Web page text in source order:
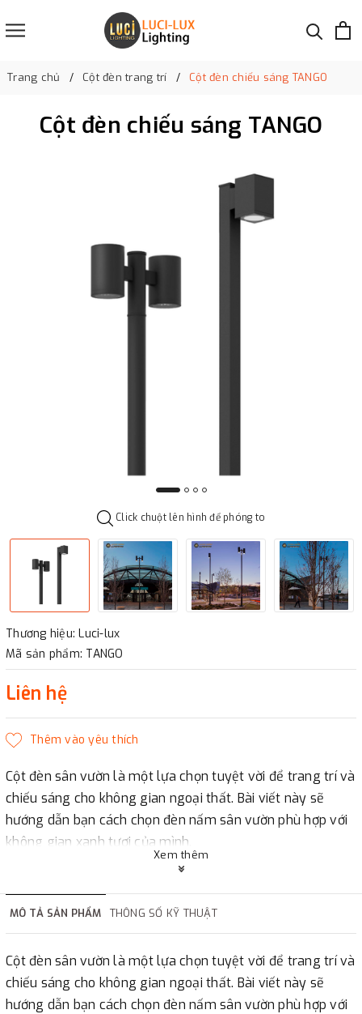
Trang chủ Cột đèn trang trí Cột đèn chiếu sáng TANGO
Cột đèn chiếu sáng TANGO
Click chuột lên hình để phóng to
Thương hiệu: Luci-lux
Mã sản phẩm: TANGO
Liên hệ
Cột đèn sân vườn là một lựa chọn tuyệt vời để trang trí và
chiếu sáng cho không gian ngoại thất. Bài viết này sẽ
hướng dẫn bạn cách chọn đèn nấm sân vườn phù hợp với
không gian xanh tươi của mình.
Hãy liên hệ ngay cho chúng tôi để chúng tôi có thể phục
vụ bạn ! CÔNG TY TNHH LUCI - LUX VIỆT NAM Chuyên Sản
xuất - Cung cấp- thi công Đèn led trang trí chiếu sáng
cảnh quan
Xem thêm
MÔ TẢ SẢN PHẨM THÔNG SỐ KỸ THUẬT
Cột đèn sân vườn là một lựa chọn tuyệt vời để trang trí và
chiếu sáng cho không gian ngoại thất. Bài viết này sẽ
hướng dẫn bạn cách chọn đèn nấm sân vườn phù hợp với